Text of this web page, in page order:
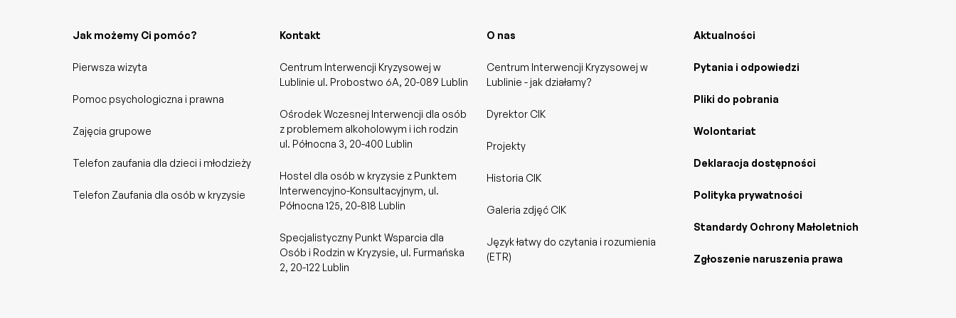
Jak możemy Ci pomóc?
Pierwsza wizyta
Pomoc psychologiczna i prawna
Zajęcia grupowe
Telefon zaufania dla dzieci i młodzieży
Telefon Zaufania dla osób w kryzysie
Kontakt
Centrum Interwencji Kryzysowej w
Lublinie ul. Probostwo 6A, 20-089 Lublin
Ośrodek Wczesnej Interwencji dla osób
z problemem alkoholowym i ich rodzin
ul. Północna 3, 20-400 Lublin
Hostel dla osób w kryzysie z Punktem
Interwencyjno-Konsultacyjnym, ul.
Północna 125, 20-818 Lublin
Specjalistyczny Punkt Wsparcia dla
Osób i Rodzin w Kryzysie, ul. Furmańska
2, 20-122 Lublin
O nas
Centrum Interwencji Kryzysowej w
Lublinie - jak działamy?
Dyrektor CIK
Projekty
Historia CIK
Galeria zdjęć CIK
Język łatwy do czytania i rozumienia
(ETR)
Aktualności
Pytania i odpowiedzi
Pliki do pobrania
Wolontariat
Deklaracja dostępności
Polityka prywatności
Standardy Ochrony Małoletnich
Zgłoszenie naruszenia prawa